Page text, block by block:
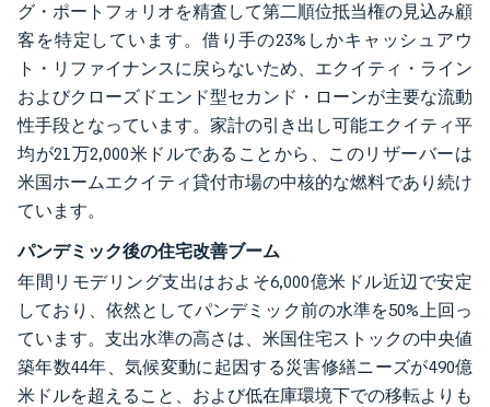
グ・ポートフォリオを精査して第二順位抵当権の見込み顧
客を特定しています。借り手の23%しかキャッシュアウ
ト・リファイナンスに戻らないため、エクイティ・ライン
およびクローズドエンド型セカンド・ローンが主要な流動
性手段となっています。家計の引き出し可能エクイティ平
均が21万2,000米ドルであることから、このリザーバーは
米国ホームエクイティ貸付市場の中核的な燃料であり続け
ています。
パンデミック後の住宅改善ブーム
年間リモデリング支出はおよそ6,000億米ドル近辺で安定
しており、依然としてパンデミック前の水準を50%上回っ
ています。支出水準の高さは、米国住宅ストックの中央値
築年数44年、気候変動に起因する災害修繕ニーズが490億
米ドルを超えること、および低在庫環境下での移転よりも